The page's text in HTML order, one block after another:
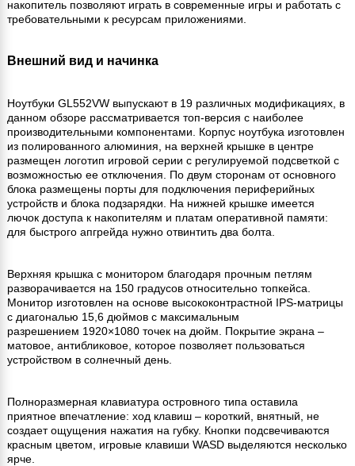
накопитель позволяют играть в современные игры и работать с
требовательными к ресурсам приложениями.
Внешний вид и начинка
Ноутбуки GL552VW выпускают в 19 различных модификациях, в
данном обзоре рассматривается топ-версия с наиболее
производительными компонентами. Корпус ноутбука изготовлен
из полированного алюминия, на верхней крышке в центре
размещен логотип игровой серии с регулируемой подсветкой с
возможностью ее отключения. По двум сторонам от основного
блока размещены порты для подключения периферийных
устройств и блока подзарядки. На нижней крышке имеется
лючок доступа к накопителям и платам оперативной памяти:
для быстрого апгрейда нужно отвинтить два болта.
Верхняя крышка с монитором благодаря прочным петлям
разворачивается на 150 градусов относительно топкейса.
Монитор изготовлен на основе высококонтрастной IPS-матрицы
с диагональю 15,6 дюймов с максимальным
разрешением 1920×1080 точек на дюйм. Покрытие экрана –
матовое, антибликовое, которое позволяет пользоваться
устройством в солнечный день.
Полноразмерная клавиатура островного типа оставила
приятное впечатление: ход клавиш – короткий, внятный, не
создает ощущения нажатия на губку. Кнопки подсвечиваются
красным цветом, игровые клавиши WASD выделяются несколько
ярче.